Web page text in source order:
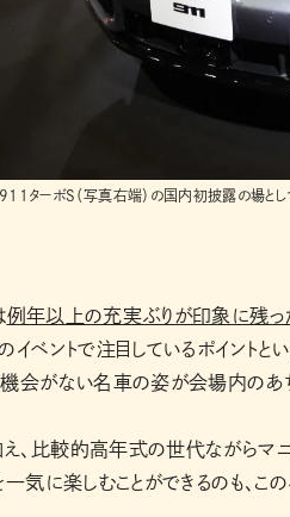
ターボS（写真右端）の国内初披露の場とし
例年以上の充実ぶりが印象に残っ
イベントで注目しているポイント
機会がない名車の姿が会場内のあ
、比較的高年式の世代ながらマ
一気に楽しむことができるのも、こ